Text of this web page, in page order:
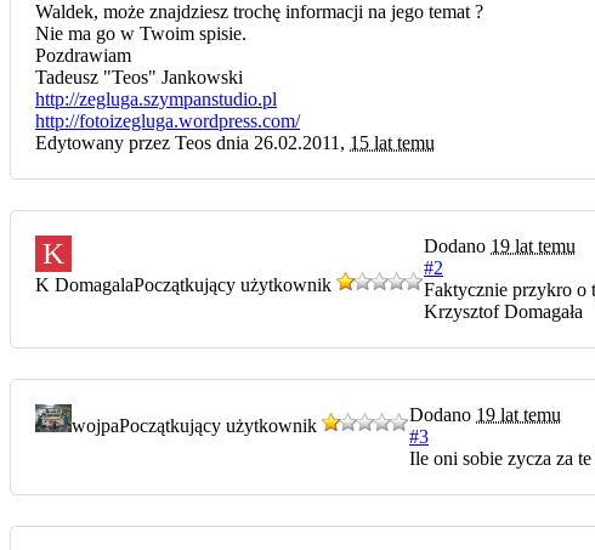
Waldek, może znajdziesz trochę informacji na jego temat ?
Nie ma go w Twoim spisie.
Pozdrawiam
Tadeusz "Teos" Jankowski
http://zegluga.szympanstudio.pl
http://fotoizegluga.wordpress.com/
Edytowany przez Teos dnia 26.02.2011, 15 lat temu
K
K DomagalaPoczątkujący użytkownik
Dodano 19 lat temu
#2
Faktycznie przykro o
Krzysztof Domagała
wojpaPoczątkujący użytkownik Dodano 19 lat temu
#3
Ile oni sobie zycza za